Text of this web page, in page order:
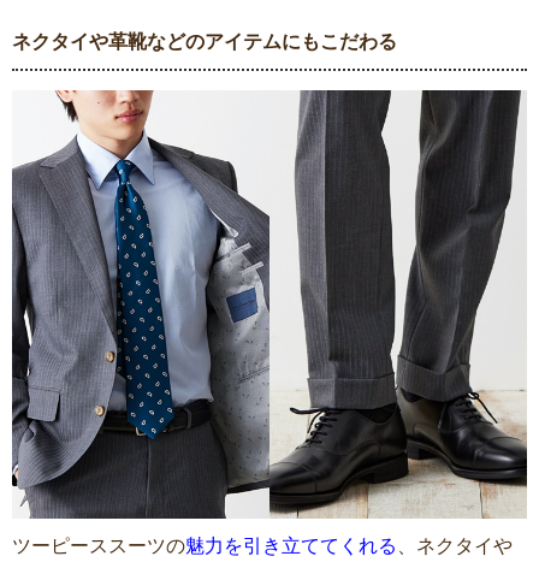
ネクタイや革靴などのアイテムにもこだわる
ツーピーススーツの魅力を引き立ててくれる
、ネクタイや